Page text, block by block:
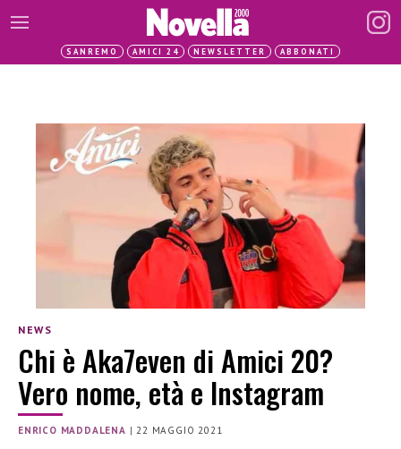
SANREMO AMICI 24 NEWSLETTER ABBONATI
NEWS
Chi è Aka7even di Amici 20?
Vero nome, età e Instagram
ENRICO MADDALENA |22 MAGGIO 2021